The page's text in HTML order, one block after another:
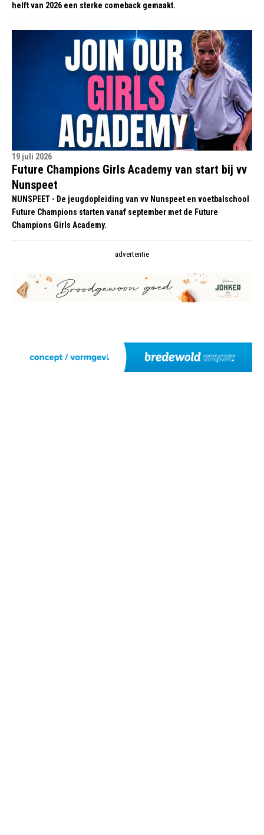
helft van 2026 een sterke comeback gemaakt.
19 juli 2026
Future Champions Girls Academy van start bij vv
Nunspeet
NUNSPEET - De jeugdopleiding van vv Nunspeet en voetbalschool
Future Champions starten vanaf september met de Future
Champions Girls Academy.
advertentie